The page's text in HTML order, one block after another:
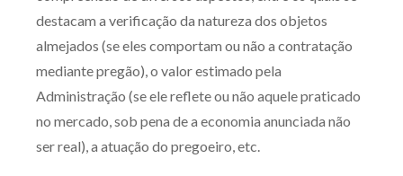
destacam a verificação da natureza dos objetos
almejados (se eles comportam ou não a contratação
mediante pregão), o valor estimado pela
Administração (se ele reflete ou não aquele praticado
no mercado, sob pena de a economia anunciada não
ser real), a atuação do pregoeiro, etc.